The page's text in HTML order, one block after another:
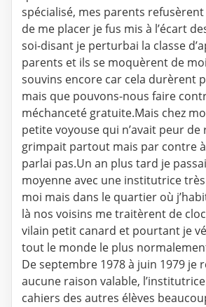
spécialisé, mes parents
de me placer je fus mis à l’écart
soi-disant je perturbai la classe
parents et ils se moquèrent de
souvins encore car cela durèrent
mais que pouvons-nous faire
méchanceté gratuite.Mais chez
petite voyouse qui n’avait peur de
grimpait partout mais par contre à
parlai pas.Un an plus tard je
moyenne avec une institutrice
moi mais dans le quartier où
là nos voisins me traitèrent de
vilain petit canard et pourtant je
tout le monde le plus
De septembre 1978 à juin 1979 je
aucune raison valable,
cahiers des autres élèves